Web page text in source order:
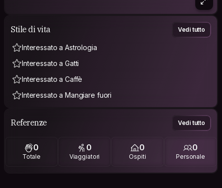
Stile di vita Vedi tutto
Interessato a Astrologia
Interessato a Gatti
Interessato a Caffè
Interessato a Mangiare fuori
Referenze Vedi tutto
0
Totale
0
Viaggiatori
0
Ospiti
0
Personale